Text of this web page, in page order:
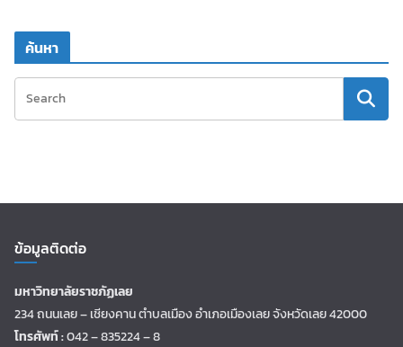
ค้นหา
ข้อมูลติดต่อ
มหาวิทยาลัยราชภัฏเลย
234 ถนนเลย – เชียงคาน ตำบลเมือง อำเภอเมืองเลย จังหวัดเลย 42000
โทรศัพท์ :042 – 835224 – 8